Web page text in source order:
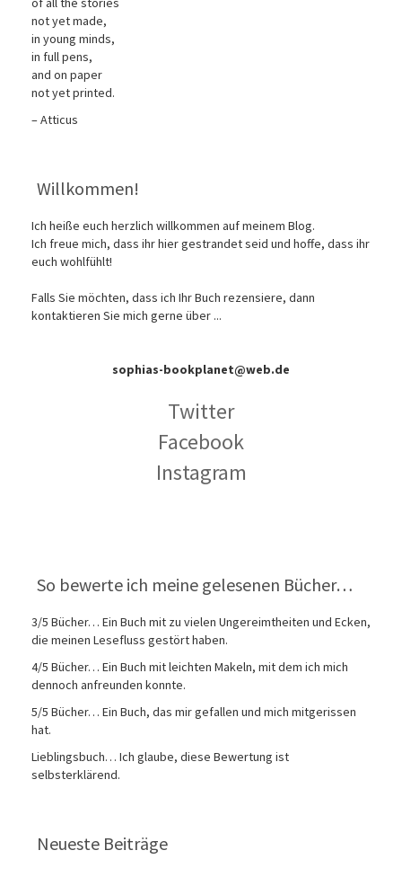
not yet made,
in young minds,
in full pens,
and on paper
not yet printed.
– Atticus
Willkommen!
Ich heiße euch herzlich willkommen auf meinem Blog.
Ich freue mich, dass ihr hier gestrandet seid und hoffe, dass ihr
euch wohlfühlt!
Falls Sie möchten, dass ich Ihr Buch rezensiere, dann
kontaktieren Sie mich gerne über ...
sophias-bookplanet@web.de
Twitter
Facebook
Instagram
So bewerte ich meine gelesenen Bücher…
3/5 Bücher… Ein Buch mit zu vielen Ungereimtheiten und Ecken,
die meinen Lesefluss gestört haben.
4/5 Bücher… Ein Buch mit leichten Makeln, mit dem ich mich
dennoch anfreunden konnte.
5/5 Bücher… Ein Buch, das mir gefallen und mich mitgerissen
hat.
Lieblingsbuch… Ich glaube, diese Bewertung ist
selbsterklärend.
Neueste Beiträge